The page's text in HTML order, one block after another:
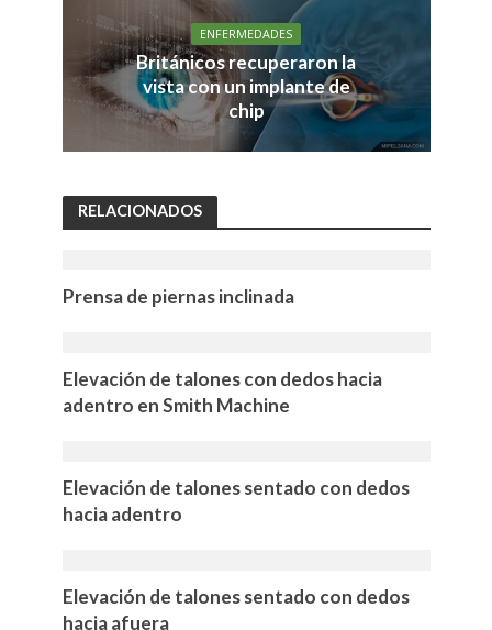
ENFERMEDADES
Británicos recuperaron la
vista con un implante de
chip
RELACIONADOS
Prensa de piernas inclinada
Elevación de talones con dedos hacia
adentro en Smith Machine
Elevación de talones sentado con dedos
hacia adentro
Elevación de talones sentado con dedos
hacia afuera